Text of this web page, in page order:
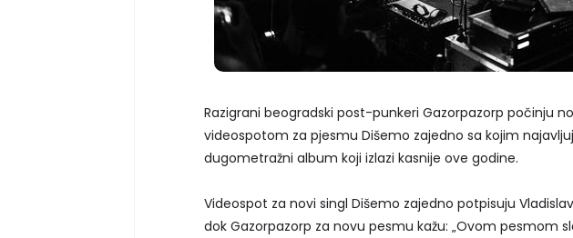
Razigrani beogradski post-punkeri Gazorpazorp počinju
videospotom za pjesmu Dišemo zajedno sa kojim
dugometražni album koji izlazi kasnije ove godine.
Videospot za novi singl Dišemo zajedno potpisuju
dok Gazorpazorp za novu pesmu kažu: „Ovom pesmom